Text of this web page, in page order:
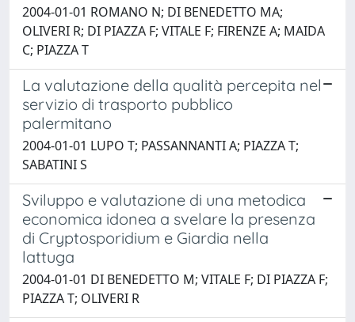
2004-01-01 ROMANO N; DI BENEDETTO MA;
OLIVERI R; DI PIAZZA F; VITALE F; FIRENZE A; MAIDA
C; PIAZZA T
La valutazione della qualità percepita nel
servizio di trasporto pubblico
palermitano
2004-01-01 LUPO T; PASSANNANTI A; PIAZZA T;
SABATINI S
Sviluppo e valutazione di una metodica
economica idonea a svelare la presenza
di Cryptosporidium e Giardia nella
lattuga
2004-01-01 DI BENEDETTO M; VITALE F; DI PIAZZA F;
PIAZZA T; OLIVERI R